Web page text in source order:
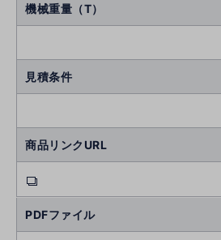
機械重量（T）
見積条件
商品リンクURL
PDFファイル